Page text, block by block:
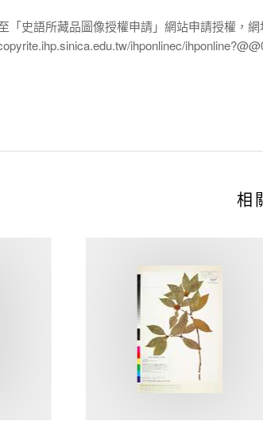
「史語所藏品圖像授權申請」網站申請授權，網
ihponlinec/
相